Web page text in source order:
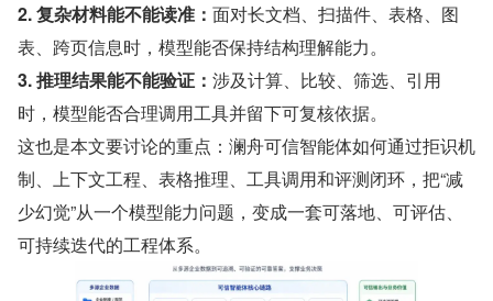
2. 复杂材料能不能读准： 面对长文档、扫描件、表格、图
表、跨页信息时，模型能否保持结构理解能力。
3. 推理结果能不能验证： 涉及计算、比较、筛选、引用
时，模型能否合理调用工具并留下可复核依据。
这也是本文要讨论的重点：澜舟可信智能体如何通过拒识机
制、上下文工程、表格推理、工具调用和评测闭环，把“减
少幻觉”从一个模型能力问题，变成一套可落地、可评估、
可持续迭代的工程体系。